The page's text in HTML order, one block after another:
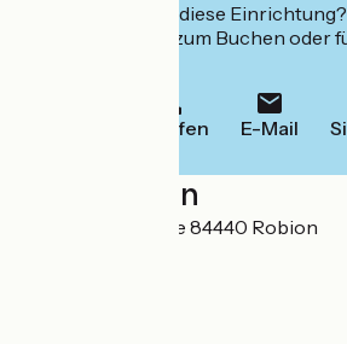
Interessiert Sie diese
deren Website zum Buchen oder
Anrufen E-Mail
Localisation
91 rue de la caoune 84440 Robion